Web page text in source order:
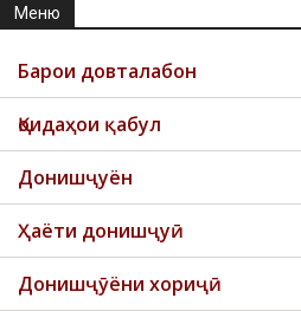
Меню
Барои довталабон
Қоидаҳои қабул
Донишҷуён
Ҳаёти донишҷуӣ
Донишҷӯёни хориҷӣ